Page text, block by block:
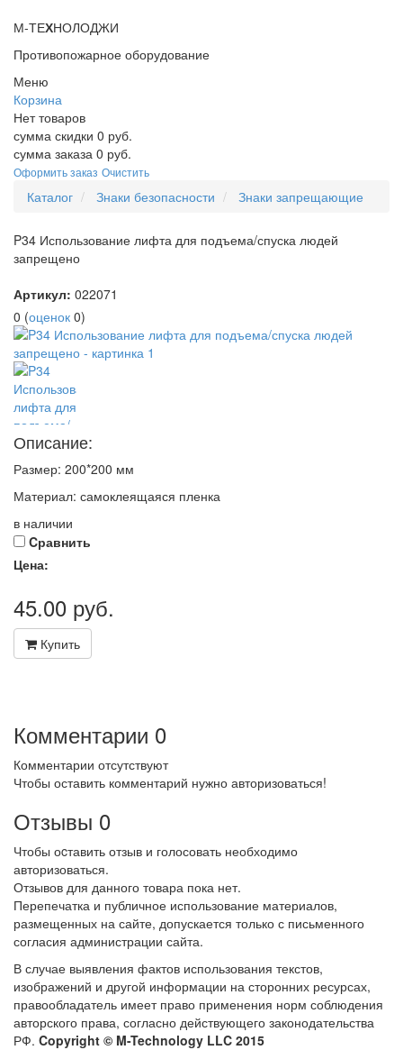
М-ТЕХНОЛОДЖИ
Противопожарное оборудование
Меню
Корзина
Нет товаров
сумма скидки 0 руб.
сумма заказа 0 руб.
Оформить заказ Очистить
Каталог Знаки безопасности Знаки запрещающие
P34 Использование лифта для подъема/спуска людей
запрещено
Артикул: 022071
0 (оценок 0)
Описание:
Размер: 200*200 мм
Материал: самоклеящаяся пленка
в наличии
Cравнить
Цена:
45.00 руб.
Купить
Комментарии 0
Комментарии отсутствуют
Чтобы оставить комментарий нужно авторизоваться!
Отзывы 0
Чтобы оcтавить отзыв и голосовать необходимо
авторизоваться.
Отзывов для данного товара пока нет.
Перепечатка и публичное использование материалов,
размещенных на сайте, допускается только с письменного
согласия администрации сайта.
В случае выявления фактов использования текстов,
изображений и другой информации на сторонних ресурсах,
правообладатель имеет право применения норм соблюдения
авторского права, согласно действующего законодательства
РФ. Copyright © M-Technology LLC 2015